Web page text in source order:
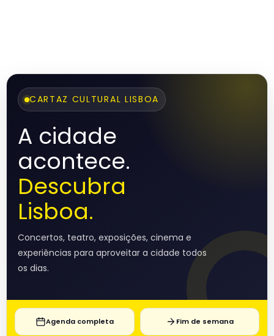
CARTAZ CULTURAL LISBOA
A cidade
acontece.
Descubra
Lisboa.
Concertos, teatro, exposições, cinema e
experiências para aproveitar a cidade todos
os dias.
Agenda completa Fim de semana